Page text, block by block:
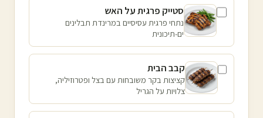
סטייק פרגית על האש
נתחי פרגית עסיסיים במרינדת תבלינים
ים-תיכונית
קבב הבית
קציצות בקר משובחות עם בצל ופטרוזיליה,
צלויות על הגריל